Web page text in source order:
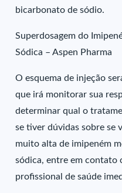
bicarbonato de sódio.
Superdosagem do
Sódica – Aspen Pharma
O esquema de injeção
que irá monitorar sua
determinar qual o
se tiver dúvidas sobre se
muito alta de imipeném
sódica, entre em contato
profissional de saúde